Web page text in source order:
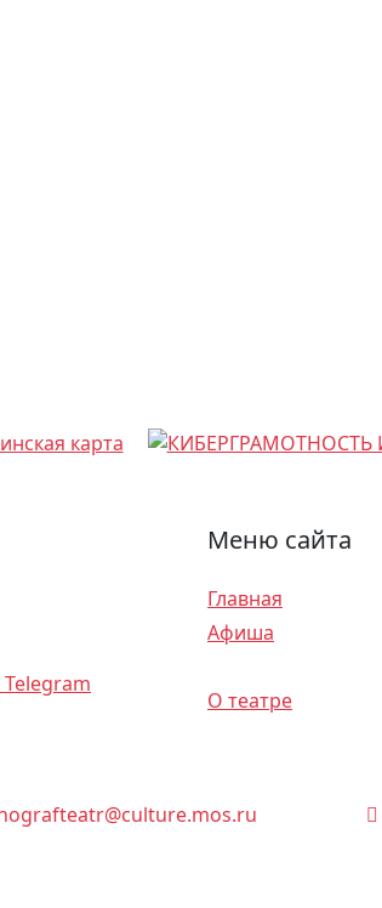
Telegram
Меню сайта
Главная
Афиша
О театре